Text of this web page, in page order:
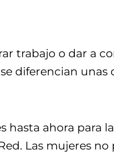
trabajo o dar a
diferencian unas
ahora para
Las mujeres no